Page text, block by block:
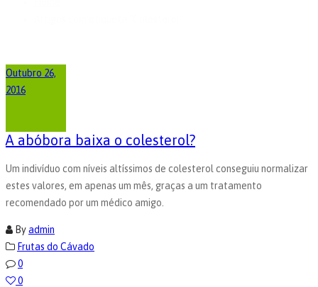
Outubro 26,
2016
A abóbora baixa o colesterol?
Um indivíduo com níveis altíssimos de colesterol conseguiu normalizar
estes valores, em apenas um mês, graças a um tratamento
recomendado por um médico amigo.
Byadmin
Frutas do Cávado
0
0